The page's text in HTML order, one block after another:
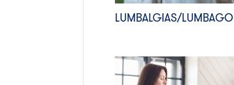
LUMBALGIAS/LUMBAGO